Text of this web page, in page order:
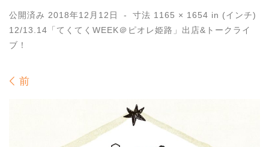
公開済み 2018年12月12日 - 寸法 1165 × 1654 in (インチ)
12/13.14「てくてくWEEK＠ピオレ姫路」出店&トークライ
ブ！
画像ナビゲーション
前